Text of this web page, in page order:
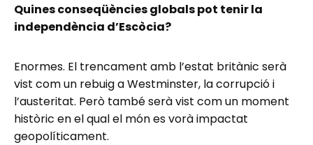
Quines conseqüències globals pot tenir la
independència d’Escòcia?
Enormes. El trencament amb l’estat britànic serà
vist com un rebuig a Westminster, la corrupció i
l’austeritat. Però també serà vist com un moment
històric en el qual el món es vorà impactat
geopolíticament.